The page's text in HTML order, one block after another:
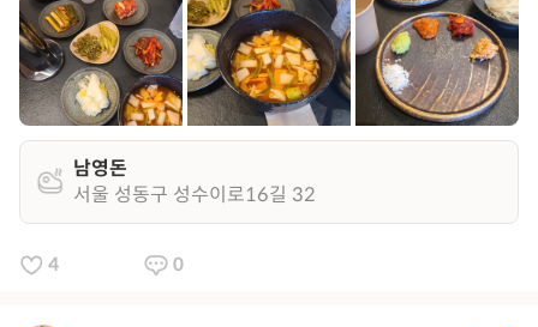
남영돈
서울 성동구 성수이로16길 32
4 0